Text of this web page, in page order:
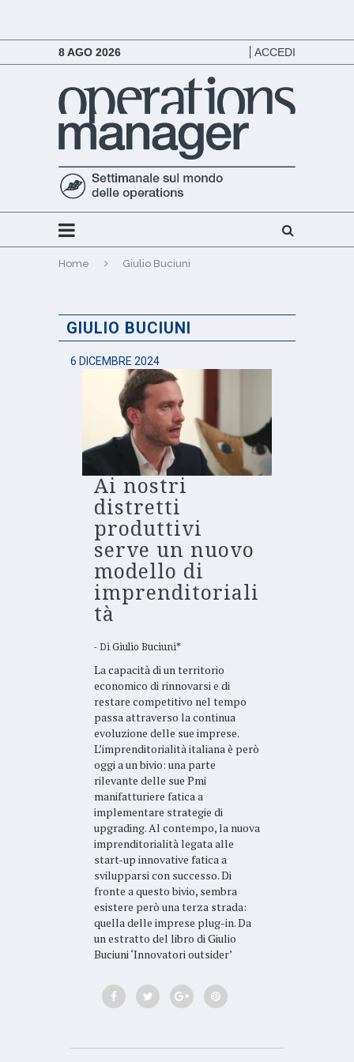
8 AGO 2026 ACCEDI
Home Giulio Buciuni
GIULIO BUCIUNI
6 DICEMBRE 2024
Ai nostri
distretti
produttivi
serve un nuovo
modello di
imprenditoriali
tà
Di Giulio Buciuni*
La capacità di un territorio
economico di rinnovarsi e di
restare competitivo nel tempo
passa attraverso la continua
evoluzione delle sue imprese.
L’imprenditorialità italiana è però
oggi a un bivio: una parte
rilevante delle sue Pmi
manifatturiere fatica a
implementare strategie di
upgrading. Al contempo, la nuova
imprenditorialità legata alle
start-up innovative fatica a
svilupparsi con successo. Di
fronte a questo bivio, sembra
esistere però una terza strada:
quella delle imprese plug-in. Da
un estratto del libro di Giulio
Buciuni ‘Innovatori outsider’